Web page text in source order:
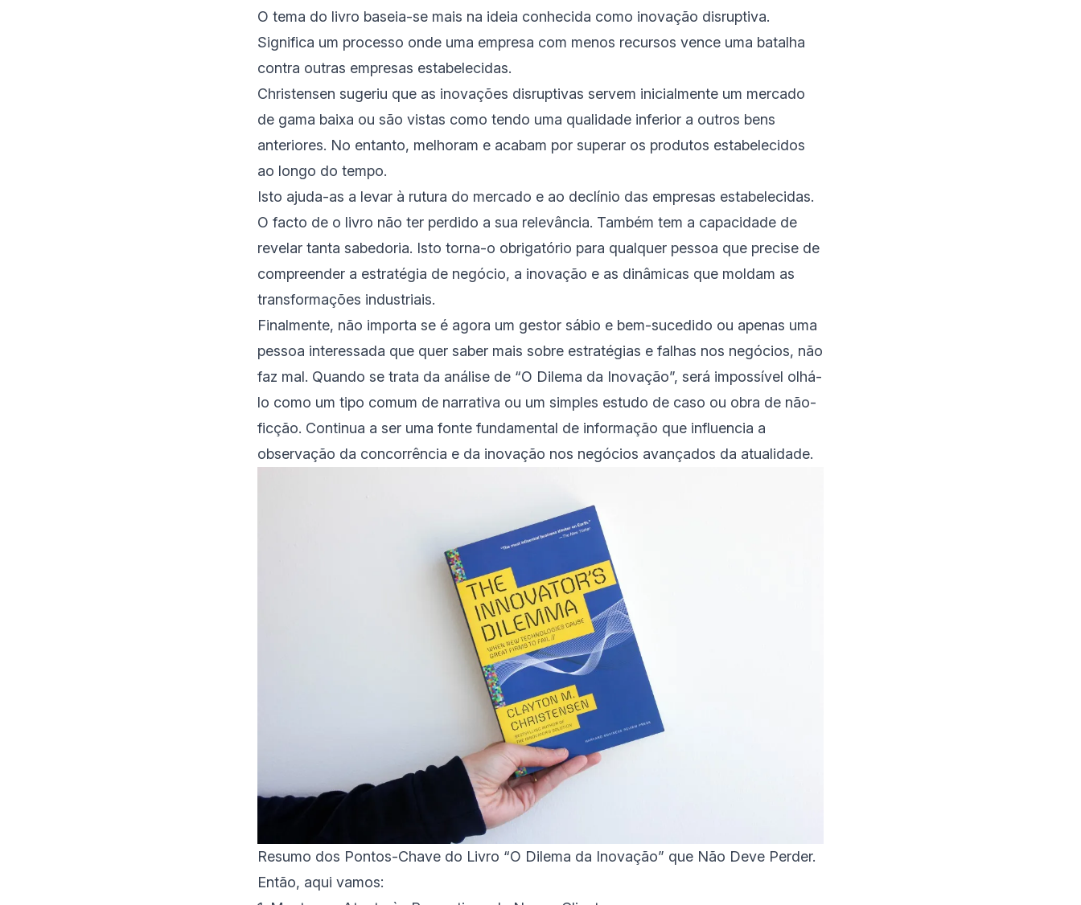
O tema do livro baseia-se mais na ideia conhecida como inovação disruptiva.
Significa um processo onde uma empresa com menos recursos vence uma batalha
contra outras empresas estabelecidas.
Christensen sugeriu que as inovações disruptivas servem inicialmente um mercado
de gama baixa ou são vistas como tendo uma qualidade inferior a outros bens
anteriores. No entanto, melhoram e acabam por superar os produtos estabelecidos
ao longo do tempo.
Isto ajuda-as a levar à rutura do mercado e ao declínio das empresas estabelecidas.
O facto de o livro não ter perdido a sua relevância. Também tem a capacidade de
revelar tanta sabedoria. Isto torna-o obrigatório para qualquer pessoa que precise de
compreender a estratégia de negócio, a inovação e as dinâmicas que moldam as
transformações industriais.
Finalmente, não importa se é agora um gestor sábio e bem-sucedido ou apenas uma
pessoa interessada que quer saber mais sobre estratégias e falhas nos negócios, não
faz mal. Quando se trata da análise de “O Dilema da Inovação”, será impossível olhá-
lo como um tipo comum de narrativa ou um simples estudo de caso ou obra de não-
ficção. Continua a ser uma fonte fundamental de informação que influencia a
observação da concorrência e da inovação nos negócios avançados da atualidade.
Resumo dos Pontos-Chave do Livro “O Dilema da Inovação” que Não Deve Perder.
Então, aqui vamos: